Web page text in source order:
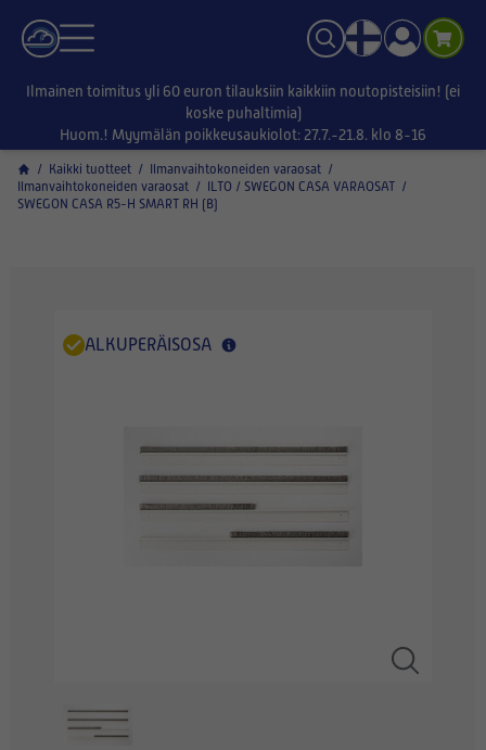
Ilmainen toimitus yli 60 euron tilauksiin kaikkiin noutopisteisiin! (ei
koske puhaltimia)
Huom.! Myymälän poikkeusaukiolot: 27.7.-21.8. klo 8-16
/ Kaikki tuotteet / Ilmanvaihtokoneiden varaosat /
Ilmanvaihtokoneiden varaosat / ILTO / SWEGON CASA VARAOSAT /
SWEGON CASA R5-H SMART RH (B)
ALKUPERÄISOSA